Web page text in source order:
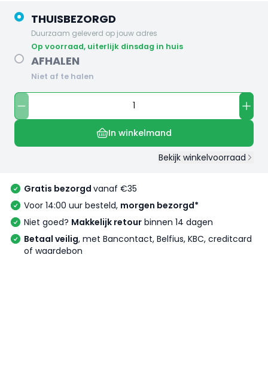
THUISBEZORGD
Duurzaam geleverd op jouw adres
op voorraad, uiterlijk dinsdag in huis
AFHALEN
Niet af te halen
In winkelmand
Bekijk winkelvoorraad
Gratis bezorgd vanaf €35
Voor 14:00 uur besteld, morgen bezorgd*
Niet goed? Makkelijk retour binnen 14 dagen
Betaal veilig, met Bancontact, Belfius, KBC, creditcard
of waardebon